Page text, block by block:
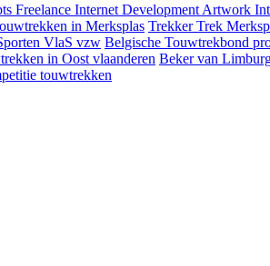
Freelance Internet Development Artwork
in Merksplas Trekker Trek
VlaS vzw Belgische Touwtrekbond
in Oost vlaanderen Beker van
touwtrekken